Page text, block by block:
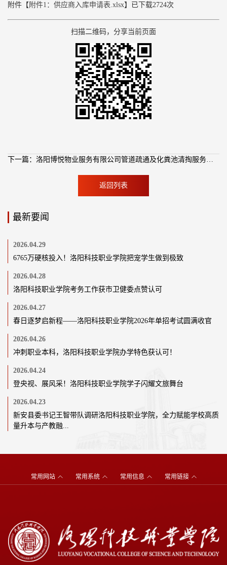
附件【 附件1：供应商入库申请表.xlsx】已下载2724次
扫描二维码，分享当前页面
返回列表
最新要闻
2026.04.29
6765万硬核投入！洛阳科技职业学院把宠学生做到极致
2026.04.28
洛阳科技职业学院考务工作获市卫健委点赞认可
2026.04.27
春日逐梦启新程——洛阳科技职业学院2026年单招考试圆满收官
2026.04.26
冲刺职业本科，洛阳科技职业学院办学特色获认可！
2026.04.24
登央视、展风采！洛阳科技职业学院学子闪耀文旅舞台
2026.04.23
新安县委书记王智带队调研洛阳科技职业学院，全力赋能学校高质
量升本与产教融...
常用网站 常用系统 常用信息 常用链接